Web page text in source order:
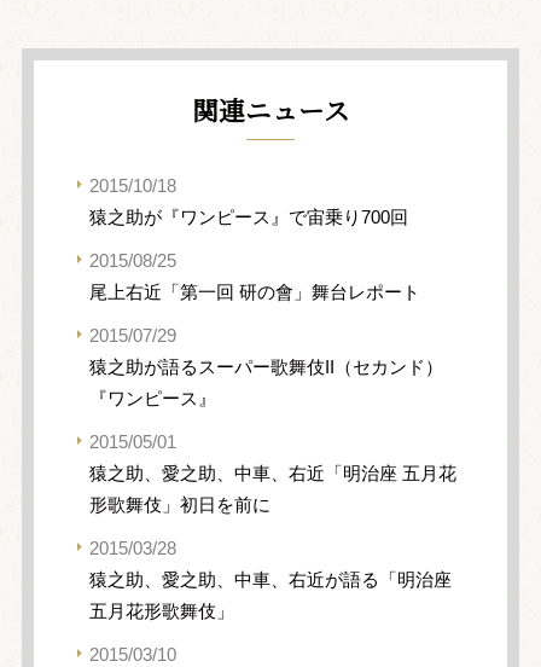
関連ニュース
2015/10/18
猿之助が『ワンピース』で宙乗り700回
2015/08/25
尾上右近「第一回 研の會」舞台レポート
2015/07/29
猿之助が語るスーパー歌舞伎II（セカンド）
『ワンピース』
2015/05/01
猿之助、愛之助、中車、右近「明治座 五月花
形歌舞伎」初日を前に
2015/03/28
猿之助、愛之助、中車、右近が語る「明治座
五月花形歌舞伎」
2015/03/10